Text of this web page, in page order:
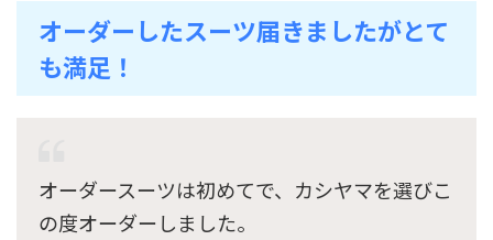
オーダーしたスーツ届きましたがとて
も満足！
オーダースーツは初めてで、カシヤマを選びこ
の度オーダーしました。